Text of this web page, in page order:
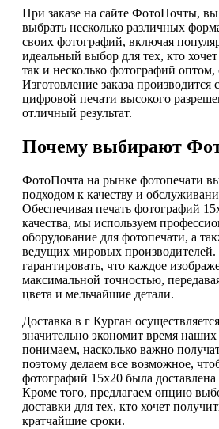
При заказе на сайте ФотоПочты,
выбрать несколько различных
своих фотографий, включая
идеальный выбор для тех, кто хочет
так и несколько фотографий
Изготовление заказа производится
цифровой печати высокого
отличный результат.
Почему выбирают
ФотоПочта на рынке фотопечати
подходом к качеству и
Обеспечивая печать фотографий
качества, мы используем
оборудование для фотопечати, а
ведущих мировых производителей.
гарантировать, что каждое
максимальной точностью,
цвета и мельчайшие детали.
Доставка в г Курган
значительно экономит время
понимаем, насколько важно
поэтому делаем все возможное,
фотографий 15х20 была
Кроме того, предлагаем опцию
доставки для тех, кто хочет
кратчайшие сроки.